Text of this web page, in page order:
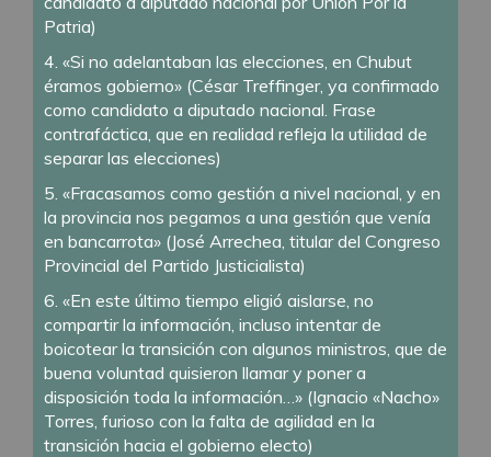
Patria)
4. «Si no adelantaban las elecciones, en Chubut
éramos gobierno» (César Treffinger, ya confirmado
como candidato a diputado nacional. Frase
contrafáctica, que en realidad refleja la utilidad de
separar las elecciones)
5. «Fracasamos como gestión a nivel nacional, y en
la provincia nos pegamos a una gestión que venía
en bancarrota» (José Arrechea, titular del Congreso
Provincial del Partido Justicialista)
6. «En este último tiempo eligió aislarse, no
compartir la información, incluso intentar de
boicotear la transición con algunos ministros, que de
buena voluntad quisieron llamar y poner a
disposición toda la información…» (Ignacio «Nacho»
Torres, furioso con la falta de agilidad en la
transición hacia el gobierno electo)